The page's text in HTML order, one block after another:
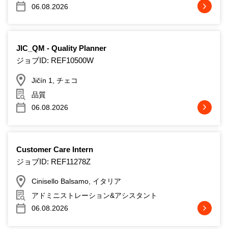
06.08.2026
JIC_QM - Quality Planner
ジョブID: REF10500W
Jičín 1, チェコ
品質
06.08.2026
Customer Care Intern
ジョブID: REF11278Z
Cinisello Balsamo, イタリア
アドミニストレーション&アシスタント
06.08.2026